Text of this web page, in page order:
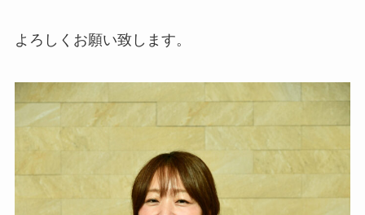
よろしくお願い致します。